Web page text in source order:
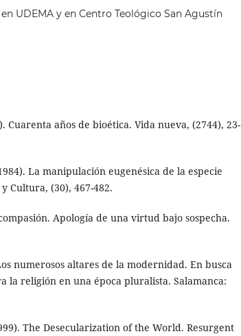
UDEMA y en Centro Teológico San Agustín
Cuarenta años de bioética. Vida nueva, (2744), 23-
La manipulación eugenésica de la especie
Cultura, (30), 467-482.
Apología de una virtud bajo sospecha.
numerosos altares de la modernidad. En busca
la religión en una época pluralista. Salamanca:
The Desecularization of the World. Resurgent